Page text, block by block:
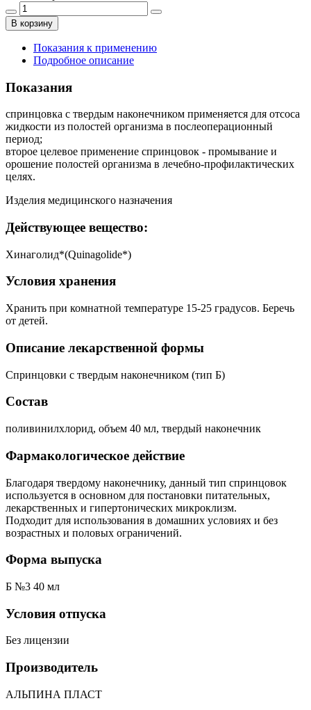
В корзину
Показания к применению
Подробное описание
Показания
спринцовка с твердым наконечником применяется для отсоса
жидкости из полостей организма в послеоперационный
период;
второе целевое применение спринцовок - промывание и
орошение полостей организма в лечебно-профилактических
целях.
Изделия медицинского назначения
Действующее вещество:
Хинаголид*(Quinagolide*)
Условия хранения
Хранить при комнатной температуре 15-25 градусов. Беречь
от детей.
Описание лекарственной формы
Спринцовки с твердым наконечником (тип Б)
Состав
поливинилхлорид, объем 40 мл, твердый наконечник
Фармакологическое действие
Благодаря твердому наконечнику, данный тип спринцовок
используется в основном для постановки питательных,
лекарственных и гипертонических микроклизм.
Подходит для использования в домашних условиях и без
возрастных и половых ограничений.
Форма выпуска
Б №3 40 мл
Условия отпуска
Без лицензии
Производитель
АЛЬПИНА ПЛАСТ